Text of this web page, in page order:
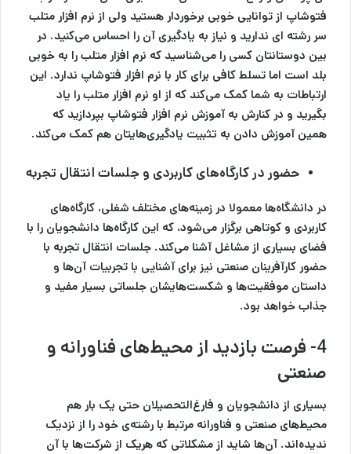
فتوشاپ از توانایی خوبی برخوردار هستید ولی از نرم افزار متلب
سر رشته ای ندارید و نیاز به یادگیری آن‌ را احساس می‌کنید. در
بین دوستانتان کسی را می‌شناسید که نرم افزار متلب را به خوبی
بلد است اما تسلط کافی برای کار با نرم افزار فتوشاپ ندارد. این
ارتباطات به شما کمک می‌کند که از او نرم افزار متلب را یاد
بگیرید و در کنارش به آموزش نرم افزار فتوشاپ بپردازید که
همین آموزش دادن به تثبیت یادگیری‌هایتان هم کمک می‌کند.
حضور در کارگاه‌های کاربردی و جلسات انتقال تجربه
در دانشگاه‌ها معمولا در زمینه‌های مختلف شغلی، کارگاه‌های
کاربردی و کوتاهی برگزار می‌شود، که این کارگاه‌ها دانشجویان را با
فضای بسیاری از مشاغل آشنا می‌کند. جلسات انتقال تجربه با
حضور کارآفرینان صنعتی نیز برای آشنایی با تجربیات آن‌ها و
داستان موفقیت‌ها و شکست‌هایشان جلساتی بسیار مفید و
جذاب خواهد بود.
4- فرصت بازدید از محیط‌های فناورانه و
صنعتی
بسیاری از دانشجویان و فارغ‌التحصیلان حتی یک بار هم
محیط‌های صنعتی و فناورانه مرتبط با رشته‌ی خود را از نزدیک
ندیده‌اند. آن‌ها شاید از مشکلاتی که هریک از شرکت‌ها با آن